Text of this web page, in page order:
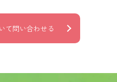
て問い合わせる